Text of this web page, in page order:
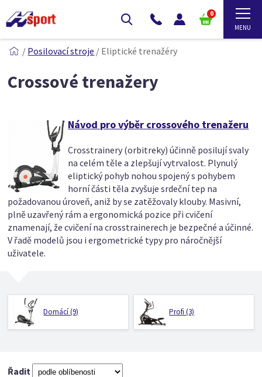
0
/ Posilovací stroje / Eliptické trenažéry
Crossové trenažery
Návod pro výběr crossového trenažeru
Crosstrainery (orbitreky) účinně posilují svaly
na celém těle a zlepšují vytrvalost. Plynulý
eliptický pohyb nohou spojený s pohybem
horní části těla zvyšuje srdeční tep na
požadovanou úroveň, aniž by se zatěžovaly klouby. Masivní,
plně uzavřený rám a ergonomická pozice při cvičení
znamenají, že cvičení na crosstrainerech je bezpečné a účinné.
V řadě modelů jsou i ergometrické typy pro náročnější
uživatele.
Domácí (9) Profi (3)
Řadit